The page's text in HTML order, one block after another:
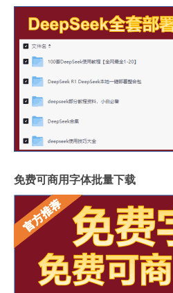
免费可商用字体批量下载